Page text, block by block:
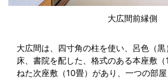
大広間前縁側
大広間は、四寸角の柱を使い、呂色（
床、書院を配した、格式のある本座敷
ねた次座敷（10畳）があり、一つの部